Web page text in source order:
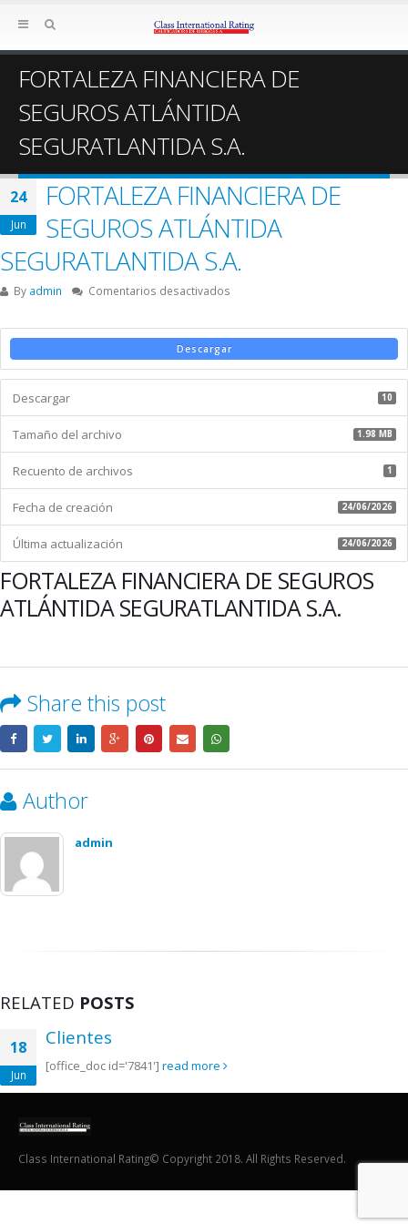
FORTALEZA FINANCIERA DE
SEGUROS ATLÁNTIDA
SEGURATLANTIDA S.A.
24
Jun
FORTALEZA FINANCIERA DE
SEGUROS ATLÁNTIDA
SEGURATLANTIDA S.A.
By admin Comentarios desactivados
FINANCIERA
DE
SEGUROS
ATLÁNTIDA
S.A.
Descargar
Descargar 10
Tamaño del archivo 1.98 MB
Recuento de archivos 1
Fecha de creación 24/06/2026
Última actualización 24/06/2026
FORTALEZA FINANCIERA DE SEGUROS
ATLÁNTIDA SEGURATLANTIDA S.A.
Share this post
Author
admin
RELATED POSTS
18
Jun
Clientes
[office_doc id='7841'] read more
Class International Rating© Copyright 2018. All Rights Reserved.